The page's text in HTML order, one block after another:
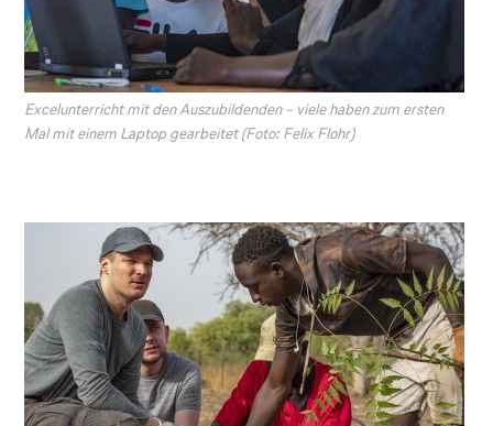
Excelunterricht mit den Auszubildenden – viele haben zum ersten
Mal mit einem Laptop gearbeitet (Foto: Felix Flohr)